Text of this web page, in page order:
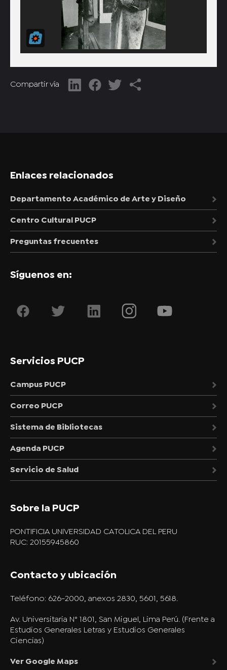
Compartir vía
Enlaces relacionados
Departamento Académico de Arte y Diseño
Centro Cultural PUCP
Preguntas frecuentes
Síguenos en:
Servicios PUCP
Campus PUCP
Correo PUCP
Sistema de Bibliotecas
Agenda PUCP
Servicio de Salud
Sobre la PUCP
PONTIFICIA UNIVERSIDAD CATOLICA DEL PERU
RUC: 20155945860
Contacto y ubicación
Teléfono: 626-2000, anexos 2830, 5601, 5618.
Av. Universitaria N° 1801, San Miguel, Lima Perú. (Frente a
Estudios Generales Letras y Estudios Generales
Ciencias)
Ver Google Maps